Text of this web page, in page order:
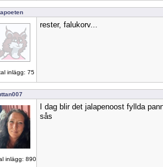
inlägg: 75
rester, falukorv...
inlägg: 890
I dag blir det jalapenoost fyllda
sås